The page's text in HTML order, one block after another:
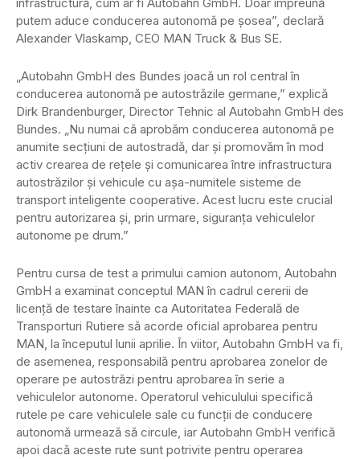
putem aduce conducerea autonomă pe șosea”, declară
Alexander Vlaskamp, CEO MAN Truck & Bus SE.
„Autobahn GmbH des Bundes joacă un rol central în
conducerea autonomă pe autostrăzile germane,” explică
Dirk Brandenburger, Director Tehnic al Autobahn GmbH des
Bundes. „Nu numai că aprobăm conducerea autonomă pe
anumite secțiuni de autostradă, dar și promovăm în mod
activ crearea de rețele și comunicarea între infrastructura
autostrăzilor și vehicule cu așa-numitele sisteme de
transport inteligente cooperative. Acest lucru este crucial
pentru autorizarea și, prin urmare, siguranța vehiculelor
autonome pe drum.”
Pentru cursa de test a primului camion autonom, Autobahn
GmbH a examinat conceptul MAN în cadrul cererii de
licență de testare înainte ca Autoritatea Federală de
Transporturi Rutiere să acorde oficial aprobarea pentru
MAN, la începutul lunii aprilie. În viitor, Autobahn GmbH va fi,
de asemenea, responsabilă pentru aprobarea zonelor de
operare pe autostrăzi pentru aprobarea în serie a
vehiculelor autonome. Operatorul vehiculului specifică
rutele pe care vehiculele sale cu funcții de conducere
autonomă urmează să circule, iar Autobahn GmbH verifică
apoi dacă aceste rute sunt potrivite pentru operarea